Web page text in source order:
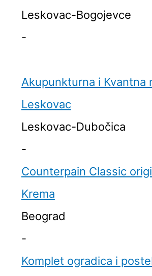
Leskovac-Bogojevce
-
Akupunkturna i Kvantna
Leskovac
Leskovac-Dubočica
-
Counterpain Classic
Krema
Beograd
-
Komplet ogradica i